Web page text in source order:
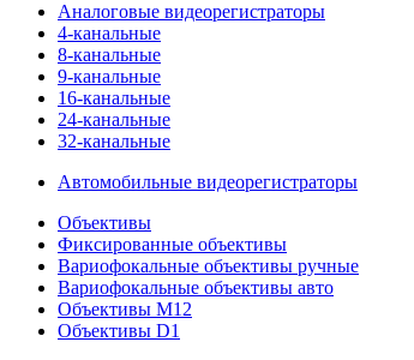
Аналоговые видеорегистраторы
4-канальные
8-канальные
9-канальные
16-канальные
24-канальные
32-канальные
Автомобильные видеорегистраторы
Объективы
Фиксированные объективы
Вариофокальные объективы ручные
Вариофокальные объективы авто
Объективы M12
Объективы D1